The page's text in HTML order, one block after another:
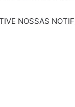
NOSSAS